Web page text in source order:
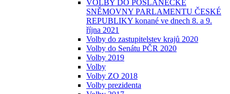
VOLBY DO POSLANECKÉ
SNĚMOVNY PARLAMENTU ČESKÉ
REPUBLIKY konané ve dnech 8. a 9.
října 2021
Volby do zastupitelstev krajů 2020
Volby do Senátu PČR 2020
Volby 2019
Volby
Volby ZO 2018
Volby prezidenta